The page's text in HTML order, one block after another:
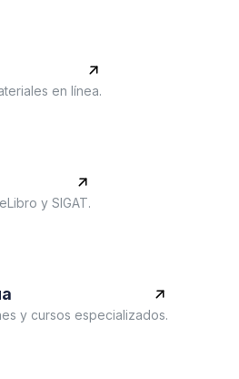
en línea.
y SIGAT.
y cursos especializados.